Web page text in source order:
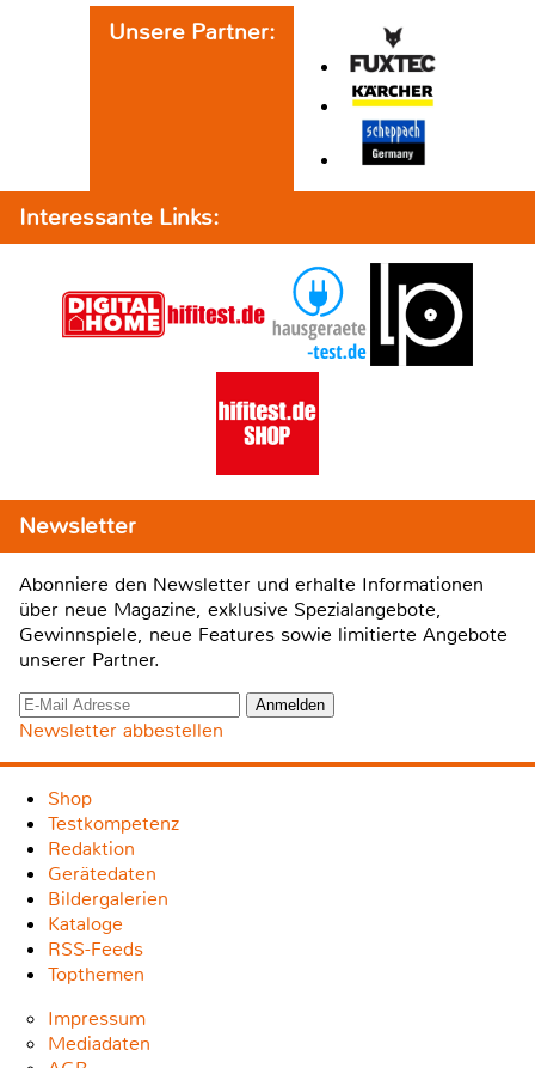
Unsere Partner:
Interessante Links:
Newsletter
Abonniere den Newsletter und erhalte Informationen
über neue Magazine, exklusive Spezialangebote,
Gewinnspiele, neue Features sowie limitierte Angebote
unserer Partner.
Newsletter abbestellen
Shop
Testkompetenz
Redaktion
Gerätedaten
Bildergalerien
Kataloge
RSS-Feeds
Topthemen
Impressum
Mediadaten